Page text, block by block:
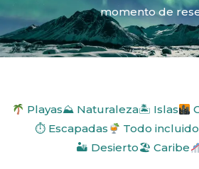
momento de
Playas⛰ Naturaleza🏝 Islas
⏱ Escapadas
Todo incluido
🏜 Desierto🏖 Caribe